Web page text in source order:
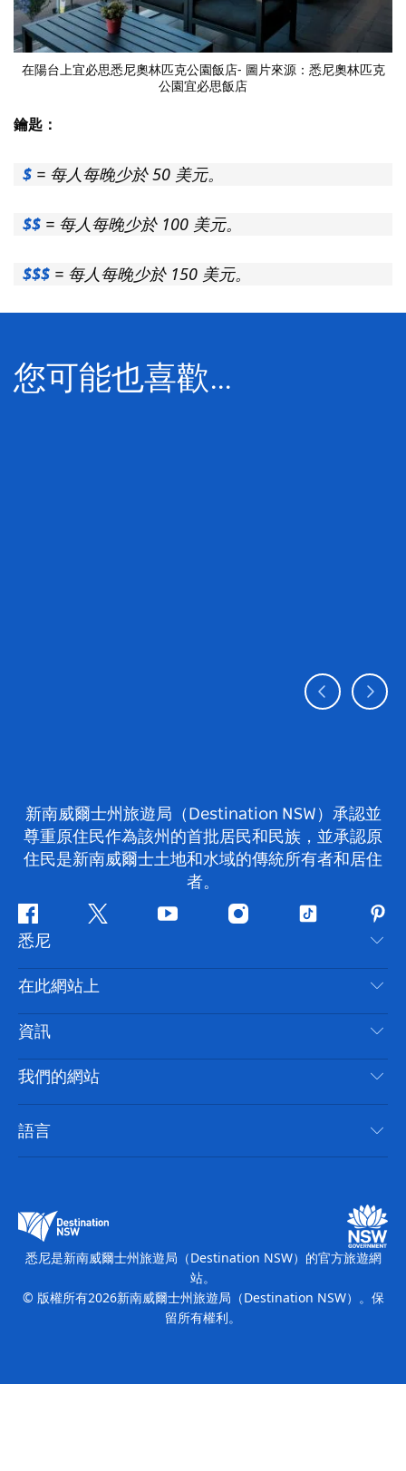
在陽台上宜必思悉尼奧林匹克公園飯店- 圖片來源：悉尼奧林匹克
公園宜必思飯店
鑰匙：
$ = 每人每晚少於 50 美元。
$$ = 每人每晚少於 100 美元。
$$$ = 每人每晚少於 150 美元。
您可能也喜歡…
新南威爾士州旅遊局（Destination NSW）承認並
尊重原住民作為該州的首批居民和民族，並承認原
住民是新南威爾士土地和水域的傳統所有者和居住
者。
Facebook嘰
喳
喳
Youtube Instagram抖
悉尼
聯絡我們
免責聲明
隱私
Cookie 通知
在此網站上
目的地
要做的事情
新南威爾斯州公路旅行
活動
住宿
資訊
旅行資訊
無障礙悉尼
列出您的業務
我們的網站
新南威爾士州旅遊局（Destination NSW）媒體中心
繽紛悉尼燈光音樂節
語言
悉尼是新南威爾士州旅遊局（Destination NSW）的官方旅遊網
站。
© 版權所有2026新南威爾士州旅遊局（Destination NSW）。保
留所有權利。